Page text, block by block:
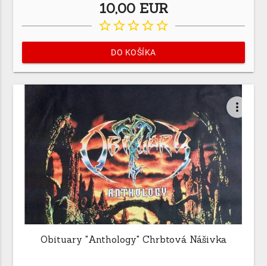
10,00 EUR
star_borderstar_borderstar_borderstar_borderstar_border
DO KOŠÍKA
more_vert
Obituary "Anthology" Chrbtová Nášivka